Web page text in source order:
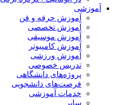
آموزشی
آموزش حرفه و فن
آموزش تخصصی
آموزش موسیقی
آموزش کامپیوتر
آموزش ورزشی
تدریس خصوصی
پروژه‌های دانشگاهی
فرصت‌های دانشجویی
خدمات آموزشی
سایر